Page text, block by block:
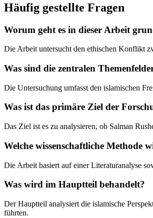
Häufig gestellte Fragen
Worum geht es in dieser Arbeit
Die Arbeit untersucht den ethischen Konflikt
Was sind die zentralen
Die Untersuchung umfasst den islamischen
Was ist das primäre Ziel der
Das Ziel ist es zu analysieren, ob Salman
Welche wissenschaftliche Methode
Die Arbeit basiert auf einer Literaturanalyse
Was wird im Hauptteil behandelt?
Der Hauptteil analysiert die islamische
führten.